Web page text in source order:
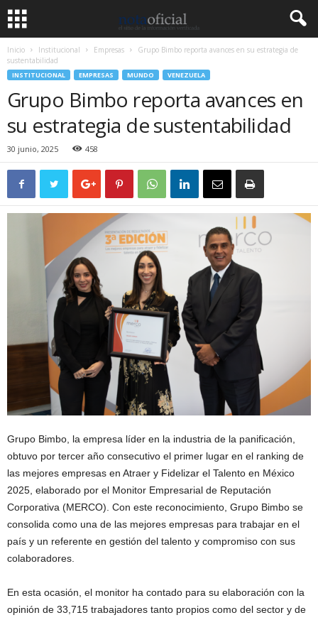
Inicio Institucional Empresas
Grupo Bimbo reporta avances en su estrategia de
sustentabilidad
INSTITUCIONAL EMPRESAS MUNDO VENEZUELA
Grupo Bimbo reporta avances en
su estrategia de sustentabilidad
30 junio, 2025 458
Grupo Bimbo, la empresa líder en la industria de la panificación,
obtuvo por tercer año consecutivo el primer lugar en el ranking de
las mejores empresas en Atraer y Fidelizar el Talento en México
2025, elaborado por el Monitor Empresarial de Reputación
Corporativa (MERCO). Con este reconocimiento, Grupo Bimbo se
consolida como una de las mejores empresas para trabajar en el
país y un referente en gestión del talento y compromiso con sus
colaboradores.
En esta ocasión, el monitor ha contado para su elaboración con la
opinión de 33,715 trabajadores tanto propios como del sector y de